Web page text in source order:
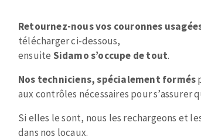
DISCOS ABRASIVOS
Disques abrasifs agglomérés
Meules d'ébarbage
Retournez-nous vos couronnes
télécharger ci-dessous,
ensuite Sidamo s’occupe de tout.
Nos techniciens, spécialement formés
aux contrôles nécessaires pour s’assurer
Si elles le sont, nous les rechargeons et
dans nos locaux.